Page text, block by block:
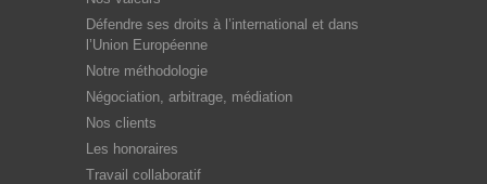
Défendre ses droits à l’international et dans
l’Union Européenne
Notre méthodologie
Négociation, arbitrage, médiation
Nos clients
Les honoraires
Travail collaboratif